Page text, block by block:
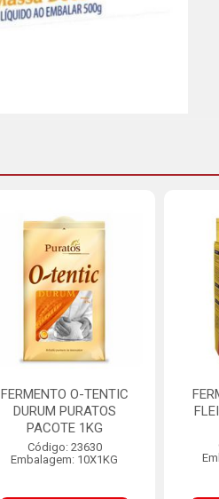
FERMENTO O-TENTIC
DURUM PURATOS
PACOTE 1KG
Código: 23630
Embalagem: 10X1KG